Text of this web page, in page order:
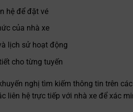
hệ để đặt vé
của nhà xe
lịch sử hoạt động
cho từng tuyến
nghị tìm kiếm thông tin trên
liên hệ trực tiếp với nhà xe để xác